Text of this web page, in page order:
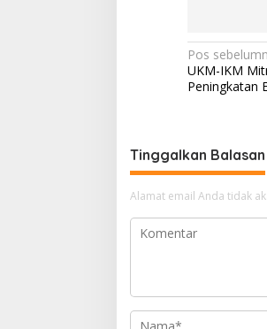
N
a
g
a
s
i
s
Pos
UKM-IKM
Peningkatan
Tinggalkan Balasan
Alamat email Anda tidak